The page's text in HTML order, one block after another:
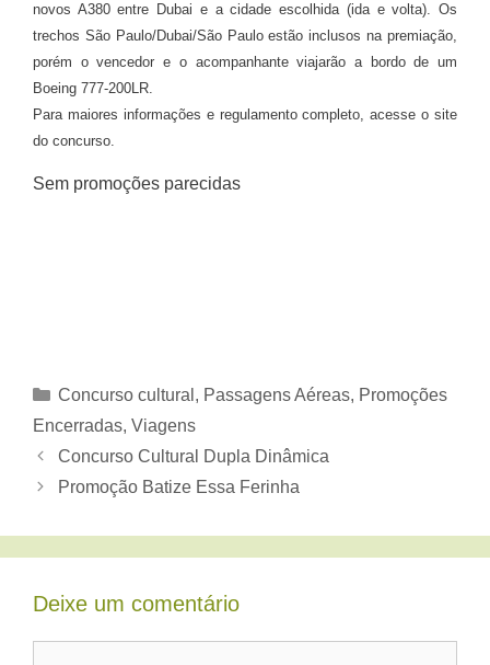
novos A380 entre Dubai e a cidade escolhida(ida e volta). Os
trechos São Paulo/Dubai/São Paulo estão inclusos na premiação,
porém o vencedor e o acompanhante viajarão a bordo de um
Boeing 777-200LR.
Para maiores informações e regulamento completo, acesse o site
do concurso.
Sem promoções parecidas
Categorias
Concurso cultural , Passagens Aéreas, Promoções
Encerradas, Viagens
Concurso Cultural Dupla Dinâmica
Promoção Batize Essa Ferinha
Deixe um comentário